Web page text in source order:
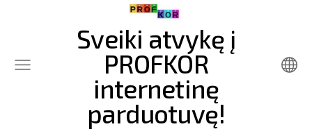
Sveiki atvykę į
PROFKOR
internetinę
parduotuvę!